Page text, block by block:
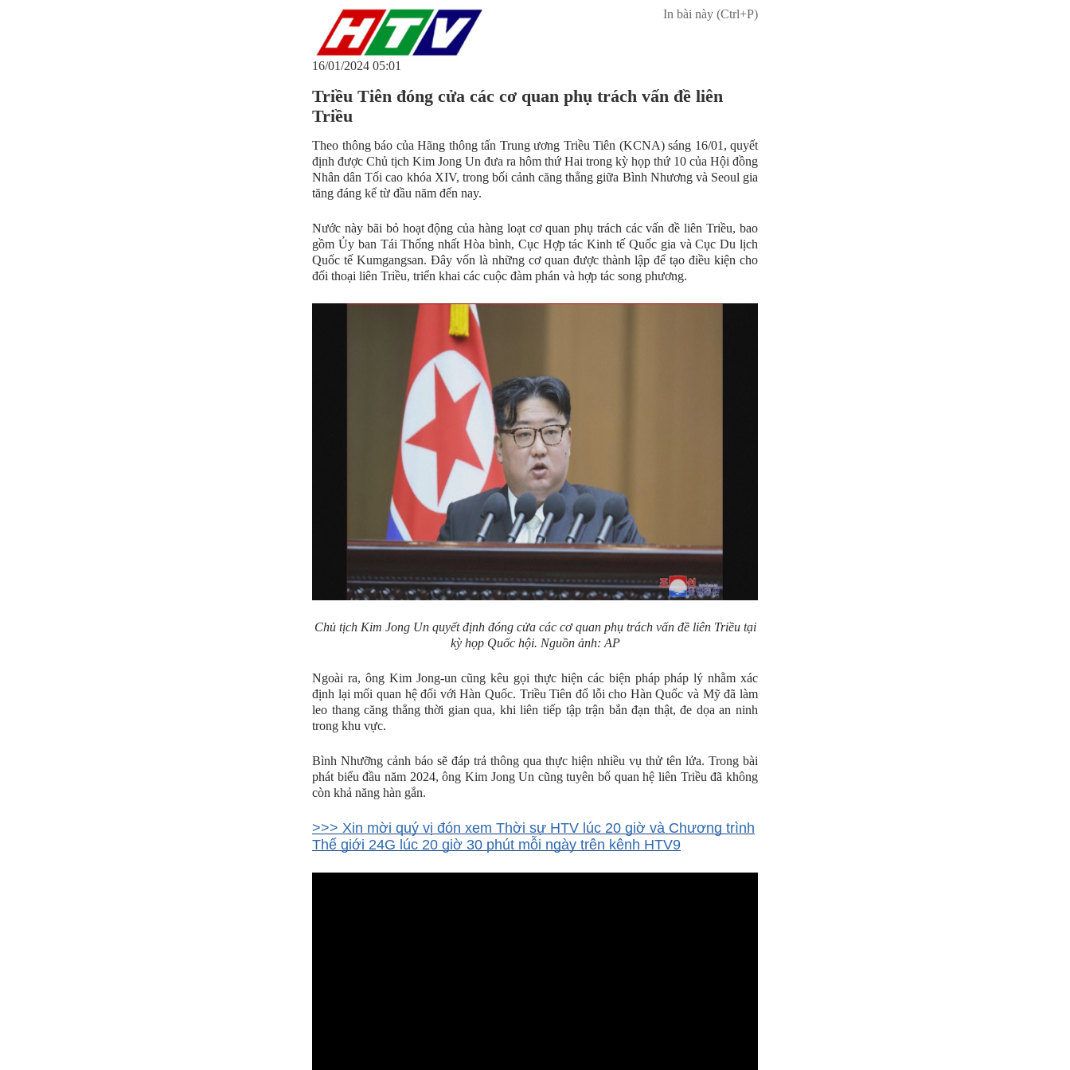
16/01/2024 05:01
In bài này (Ctrl+P)
Triều Tiên đóng cửa các cơ quan phụ trách vấn đề liên
Triều
Theo thông báo của Hãng thông tấn Trung ương Triều Tiên (KCNA) sáng 16/01, quyết
định được Chủ tịch Kim Jong Un đưa ra hôm thứ Hai trong kỳ họp thứ 10 của Hội đồng
Nhân dân Tối cao khóa XIV, trong bối cảnh căng thẳng giữa Bình Nhương và Seoul gia
tăng đáng kể từ đầu năm đến nay.
Nước này bãi bỏ hoạt động của hàng loạt cơ quan phụ trách các vấn đề liên Triều, bao
gồm Ủy ban Tái Thống nhất Hòa bình, Cục Hợp tác Kinh tế Quốc gia và Cục Du lịch
Quốc tế Kumgangsan. Đây vốn là những cơ quan được thành lập để tạo điều kiện cho
đối thoại liên Triều, triển khai các cuộc đàm phán và hợp tác song phương.
Chủ tịch Kim Jong Un quyết định đóng cửa các cơ quan phụ trách vấn đề liên Triều tại
kỳ họp Quốc hội. Nguồn ảnh: AP
Ngoài ra, ông Kim Jong-un cũng kêu gọi thực hiện các biện pháp pháp lý nhằm xác
định lại mối quan hệ đối với Hàn Quốc. Triều Tiên đổ lỗi cho Hàn Quốc và Mỹ đã làm
leo thang căng thẳng thời gian qua, khi liên tiếp tập trận bắn đạn thật, đe dọa an ninh
trong khu vực.
Bình Nhưỡng cảnh báo sẽ đáp trả thông qua thực hiện nhiều vụ thử tên lửa. Trong bài
phát biểu đầu năm 2024, ông Kim Jong Un cũng tuyên bố quan hệ liên Triều đã không
còn khả năng hàn gắn.
>>> Xin mời quý vị đón xem Thời sự HTV lúc 20 giờ và Chương trình
Thế giới 24G lúc 20 giờ 30 phút mỗi ngày trên kênh HTV9